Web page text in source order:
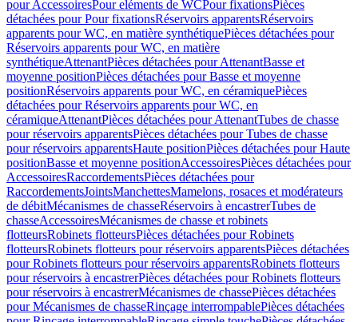
pour AccessoiresPour eléments de WCPour fixationsPièces
détachées pour Pour fixationsRéservoirs apparentsRéservoirs
apparents pour WC, en matière synthétiquePièces détachées pour
Réservoirs apparents pour WC, en matière
synthétiqueAttenantPièces détachées pour AttenantBasse et
moyenne positionPièces détachées pour Basse et moyenne
positionRéservoirs apparents pour WC, en céramiquePièces
détachées pour Réservoirs apparents pour WC, en
céramiqueAttenantPièces détachées pour AttenantTubes de chasse
pour réservoirs apparentsPièces détachées pour Tubes de chasse
pour réservoirs apparentsHaute positionPièces détachées pour Haute
positionBasse et moyenne positionAccessoiresPièces détachées pour
AccessoiresRaccordementsPièces détachées pour
RaccordementsJointsManchettesMamelons, rosaces et modérateurs
de débitMécanismes de chasseRéservoirs à encastrerTubes de
chasseAccessoiresMécanismes de chasse et robinets
flotteursRobinets flotteursPièces détachées pour Robinets
flotteursRobinets flotteurs pour réservoirs apparentsPièces détachées
pour Robinets flotteurs pour réservoirs apparentsRobinets flotteurs
pour réservoirs à encastrerPièces détachées pour Robinets flotteurs
pour réservoirs à encastrerMécanismes de chassePièces détachées
pour Mécanismes de chasseRinçage interrompablePièces détachées